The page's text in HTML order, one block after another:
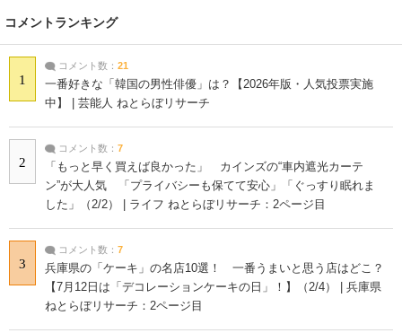
コメントランキング
1
コメント数： 21
一番好きな「韓国の男性俳優」は？【2026年版・人気投票実施
中】 | 芸能人 ねとらぼリサーチ
2
コメント数： 7
「もっと早く買えば良かった」 カインズの“車内遮光カーテ
ン”が大人気 「プライバシーも保てて安心」「ぐっすり眠れま
した」（2/2） | ライフ ねとらぼリサーチ：2ページ目
3
コメント数： 7
兵庫県の「ケーキ」の名店10選！ 一番うまいと思う店はどこ？
【7月12日は「デコレーションケーキの日」！】（2/4） | 兵庫県
ねとらぼリサーチ：2ページ目